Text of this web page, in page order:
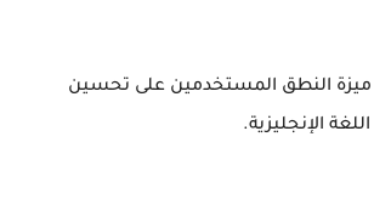
النطق المستخدمين على تحسين
الإنجليزية.